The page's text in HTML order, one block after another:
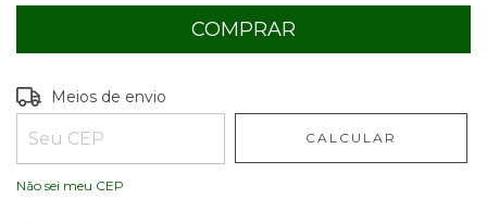
Entregas para o CEP:
Meios de envio
CALCULAR
Não sei meu CEP